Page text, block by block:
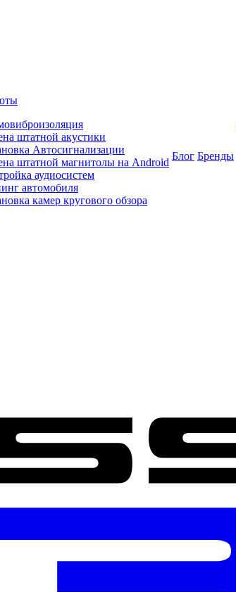
штатной акустики
Автосигнализации
штатной магнитолы на Android
аудиосистем
автомобиля
камер кругового обзора
Блог Бренды